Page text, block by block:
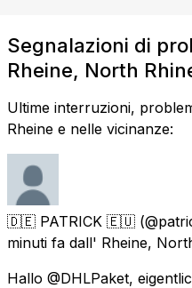
Segnalazioni di
Rheine, North
Ultime interruzioni,
Rheine e nelle vicinanze:
🇩🇪 PATRICK 🇪🇺
minuti fa dall' Rheine,
Hallo @DHLPaket,